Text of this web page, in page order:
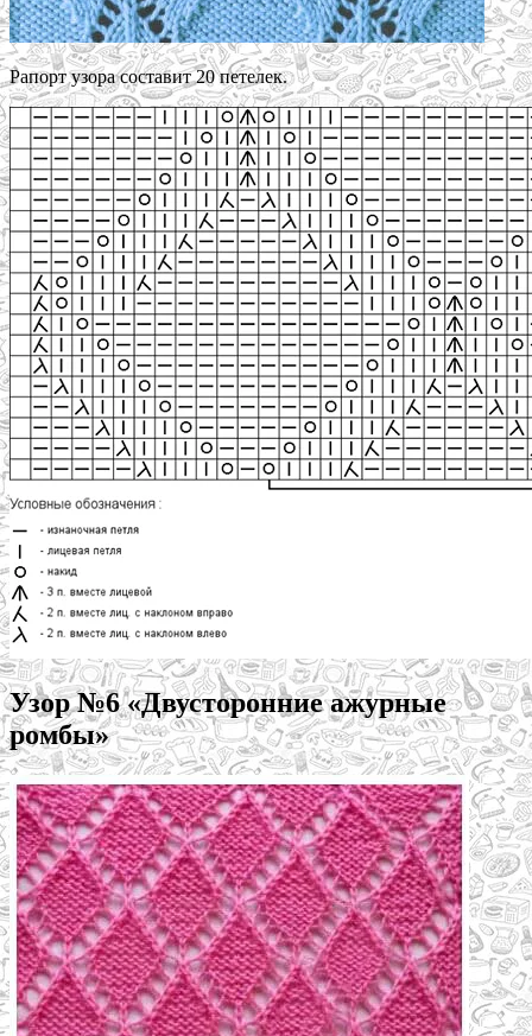
Рапорт узора составит 20 петелек.
Узор №6 «Двусторонние ажурные
ромбы»